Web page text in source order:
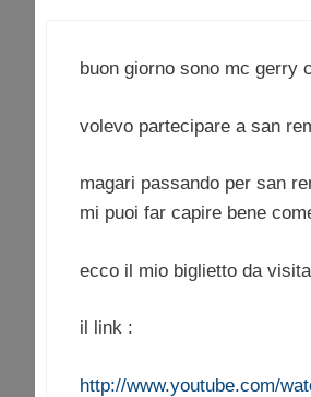
buon giorno sono mc gerry
volevo partecipare a san
magari passando per san
mi puoi far capire bene
ecco il mio biglietto da
il link :
http://www.youtube.com/